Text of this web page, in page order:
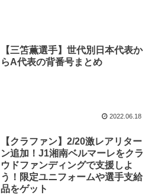
【三笘薫選手】世代別日本代表か
らA代表の背番号まとめ
2022.06.18
【クラファン】2/20激レアリター
ン追加！J1湘南ベルマーレをクラ
ウドファンディングで支援しよ
う！限定ユニフォームや選手支給
品をゲット